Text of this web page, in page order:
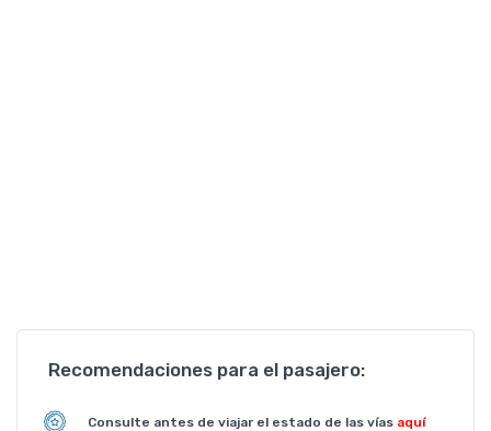
Recomendaciones para el pasajero:
Consulte antes de viajar el estado de las vías aquí